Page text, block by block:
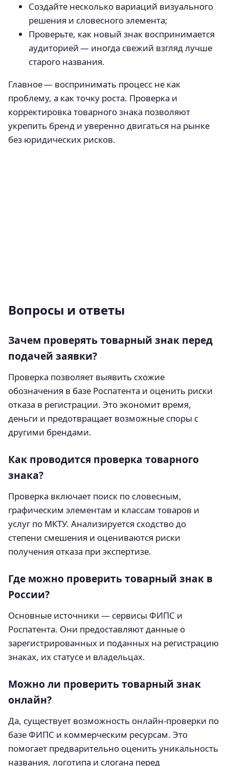
Создайте несколько вариаций визуального
решения и словесного элемента;
Проверьте, как новый знак воспринимается
аудиторией — иногда свежий взгляд лучше
старого названия.
Главное — воспринимать процесс не как
проблему, а как точку роста. Проверка и
корректировка товарного знака позволяют
укрепить бренд и уверенно двигаться на рынке
без юридических рисков.
Вопросы и ответы
Зачем проверять товарный знак перед
подачей заявки?
Проверка позволяет выявить схожие
обозначения в базе Роспатента и оценить риски
отказа в регистрации. Это экономит время,
деньги и предотвращает возможные споры с
другими брендами.
Как проводится проверка товарного
знака?
Проверка включает поиск по словесным,
графическим элементам и классам товаров и
услуг по МКТУ. Анализируется сходство до
степени смешения и оцениваются риски
получения отказа при экспертизе.
Где можно проверить товарный знак в
России?
Основные источники — сервисы ФИПС и
Роспатента. Они предоставляют данные о
зарегистрированных и поданных на регистрацию
знаках, их статусе и владельцах.
Можно ли проверить товарный знак
онлайн?
Да, существует возможность онлайн-проверки по
базе ФИПС и коммерческим ресурсам. Это
помогает предварительно оценить уникальность
названия, логотипа и слогана перед